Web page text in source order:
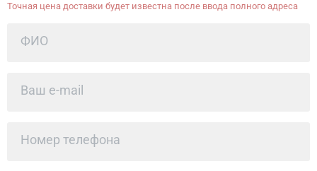
Точная цена доставки будет известна после ввода полного адреса